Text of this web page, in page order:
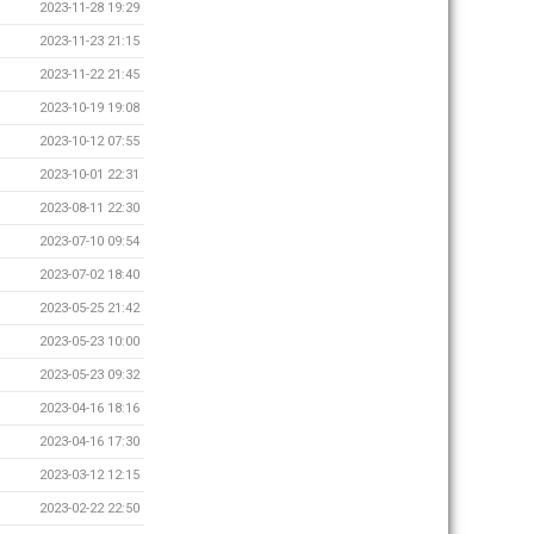
2023-11-28 19:29
2023-11-23 21:15
2023-11-22 21:45
2023-10-19 19:08
2023-10-12 07:55
2023-10-01 22:31
2023-08-11 22:30
2023-07-10 09:54
2023-07-02 18:40
2023-05-25 21:42
2023-05-23 10:00
2023-05-23 09:32
2023-04-16 18:16
2023-04-16 17:30
2023-03-12 12:15
2023-02-22 22:50